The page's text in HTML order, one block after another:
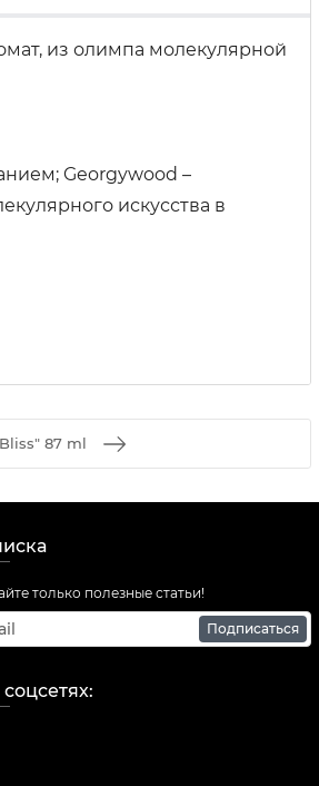
из олимпа молекулярной
Georgywood –
искусства в
87 ml
только полезные статьи!
Подписаться